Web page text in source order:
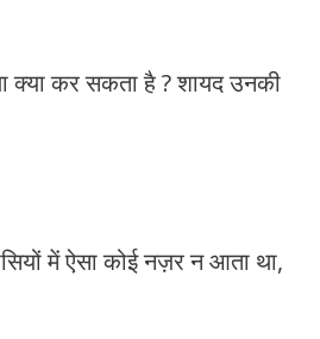
कर सकता है ? शायद उनकी
में ऐसा कोई नज़र न आता था,